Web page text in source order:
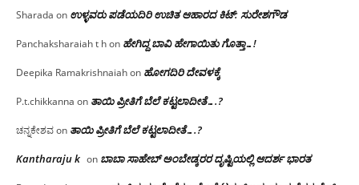
Sharada on ಉಳ್ಳವರು ಪಡೆಯದಿರಿ ಉಚಿತ ಆಹಾರದ ಕಿಟ್: ಸುರೇಶಗೌಡ
Panchaksharaiah t hon ಹೇಗಿದ್ದ ಬಾವಿ ಹೇಗಾಯಿತು ಗೊತ್ತಾ…!
Deepika Ramakrishnaiahon ಹೋಗದಿರಿ ದೇವಳಕ್ಕೆ
P.t.chikkanna on ತಾಯಿ ಪ್ರೀತಿಗೆ ಬೆಲೆ ಕಟ್ಟಲಾದೀತೆ….?
ಚನ್ನಕೇಶವon ತಾಯಿ ಪ್ರೀತಿಗೆ ಬೆಲೆ ಕಟ್ಟಲಾದೀತೆ….?
Kantharaju k on ಬಾಬಾ ಸಾಹೇಬ್ ಅಂಬೇಡ್ಕರರ ದೃಷ್ಟಿಯಲ್ಲಿ ಆದರ್ಶ ಭಾರತ